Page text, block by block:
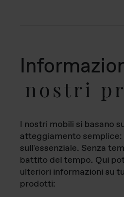
nostri
I nostri mobili si basano
atteggiamento
sull'essenziale. Senza
battito del tempo. Qui
ulteriori informazioni su
prodotti: